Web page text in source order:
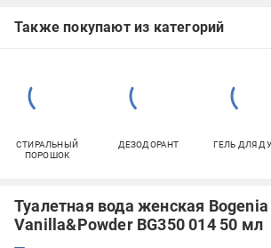
Также покупают из категорий
СТИРАЛЬНЫЙ
ПОРОШОК
ДЕЗОДОРАНТ ГЕЛЬ ДЛЯ
Туалетная вода женская Bogenia
Vanilla&Powder BG350 014 50 мл